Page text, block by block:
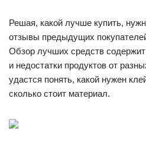
Решая, какой лучше купить,
отзывы предыдущих
Обзор лучших средств
и недостатки продуктов от
удастся понять, какой нужен
сколько стоит материал.